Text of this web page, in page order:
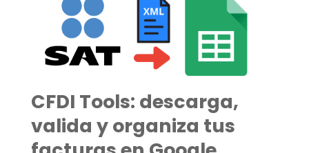
CFDI Tools: descarga,
valida y organiza tus